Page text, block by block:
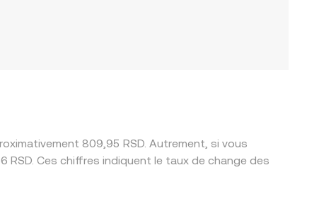
809,95 RSD. Autrement, si vous
RSD. Ces chiffres indiquent le taux de change des